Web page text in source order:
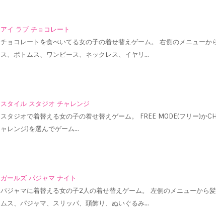
アイ ラブ チョコレート
チョコレートを食べいてる女の子の着せ替えゲーム。 右側のメニューか
ス、ボトムス、ワンピース、ネックレス、イヤリ…
スタイル スタジオ チャレンジ
スタジオで着替える女の子の着せ替えゲーム。 FREE MODE(フリー)か
ャレンジ)を選んでゲーム…
ガールズ パジャマ ナイト
パジャマに着替える女の子2人の着せ替えゲーム。 左側のメニューから
ムス、パジャマ、スリッパ、頭飾り、ぬいぐるみ…